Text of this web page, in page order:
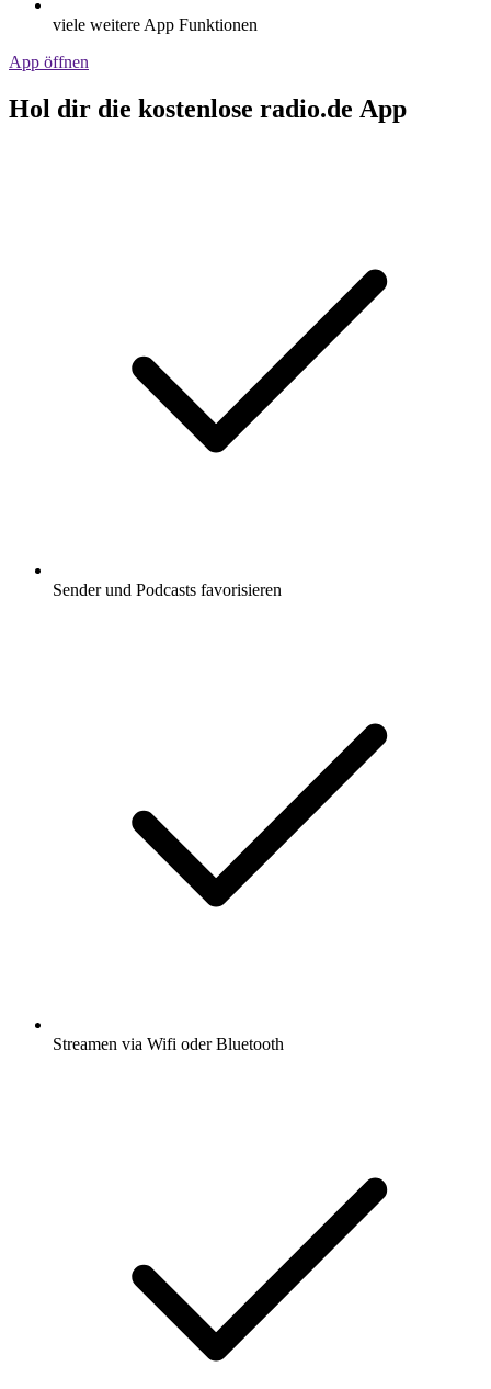
viele weitere App Funktionen
App öffnen
Hol dir die kostenlose radio.de App
Sender und Podcasts favorisieren
Streamen via Wifi oder Bluetooth